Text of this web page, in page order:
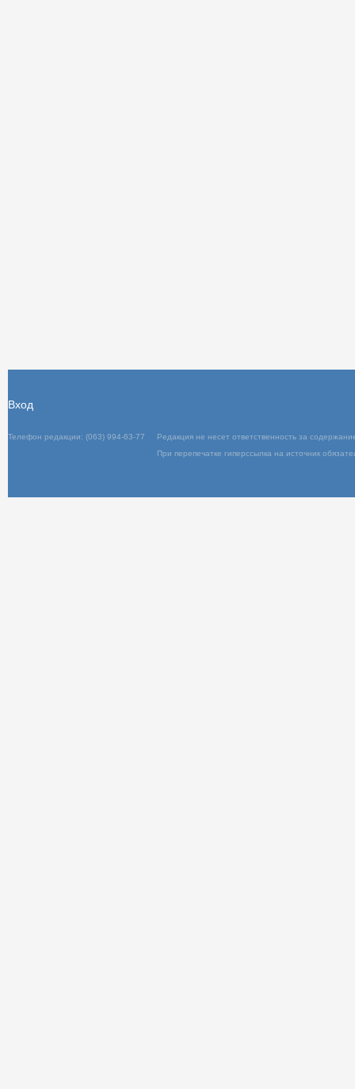
Вход
Телефон редакции: (063) 994-63-77
Редакция не несет ответственность за
При перепечатке гиперссылка на источник